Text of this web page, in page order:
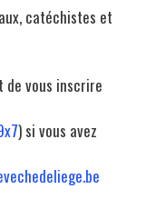
catéchistes et
de vous inscrire
) si vous avez